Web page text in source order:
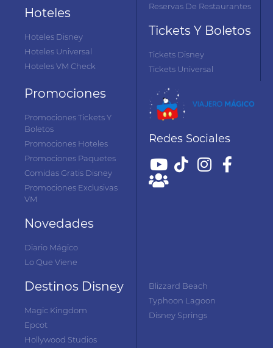
Hoteles
Hoteles Disney
Hoteles Universal
Hoteles VM Check
Reservas De Restaurantes
Tickets Y Boletos
Tickets Disney
Tickets Universal
Promociones
Promociones Tickets Y
Boletos
Promociones Hoteles
Promociones Paquetes
Comidas Gratis Disney
Promociones Exclusivas
VM
Novedades
Diario Mágico
Lo Que Viene
Redes Sociales
Destinos Disney
Magic Kingdom
Epcot
Hollywood Studios
Blizzard Beach
Typhoon Lagoon
Disney Springs